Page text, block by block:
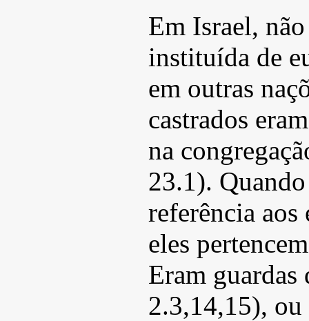
Em Israel,
instituída de
em outras
castrados
na
23.1).
referência aos
eles
Eram guardas
2.3,14,15), ou